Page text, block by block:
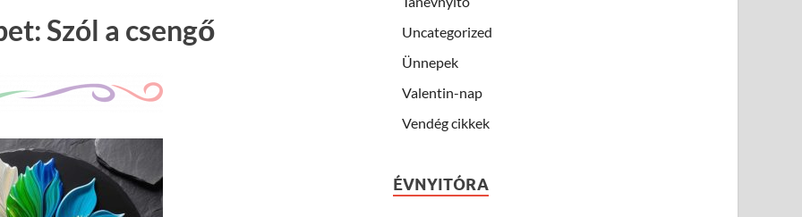
Szól a csengő
Uncategorized
Ünnepek
Valentin-nap
Vendég cikkek
ÉVNYITÓRA